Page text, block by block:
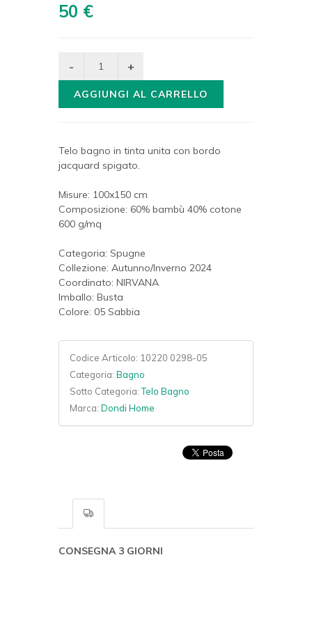
50 €
AGGIUNGI AL CARRELLO
Telo bagno in tinta unita con bordo
jacquard spigato.
Misure: 100x150 cm
Composizione: 60% bambù 40% cotone
600 g/mq
Categoria: Spugne
Collezione: Autunno/Inverno 2024
Coordinato: NIRVANA
Imballo: Busta
Colore: 05 Sabbia
Codice Articolo: 10220 0298-05
Categoria: Bagno
Sotto Categoria:Telo Bagno
Marca: Dondi Home
CONSEGNA 3 GIORNI